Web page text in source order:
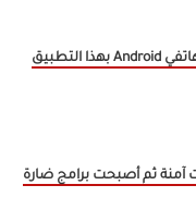
حررت 10 جيجابايت من هاتفي Android بهذا التطبيق